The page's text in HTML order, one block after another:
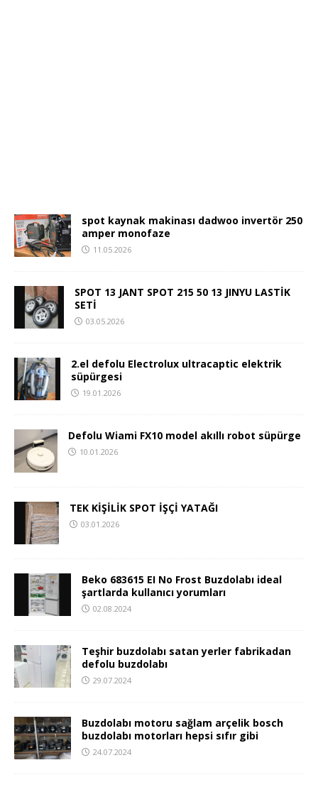
spot kaynak makinası dadwoo invertör 250
amper monofaze
11.05.2026
SPOT 13 JANT SPOT 215 50 13 JINYU LASTİK
SETİ
03.05.2026
2.el defolu Electrolux ultracaptic elektrik
süpürgesi
19.01.2026
Defolu Wiami FX10 model akıllı robot süpürge
10.01.2026
TEK KİŞİLİK SPOT İŞÇİ YATAĞI
03.01.2026
Beko 683615 EI No Frost Buzdolabı ideal
şartlarda kullanıcı yorumları
02.08.2024
Teşhir buzdolabı satan yerler fabrikadan
defolu buzdolabı
29.07.2024
Buzdolabı motoru sağlam arçelik bosch
buzdolabı motorları hepsi sıfır gibi
24.07.2024